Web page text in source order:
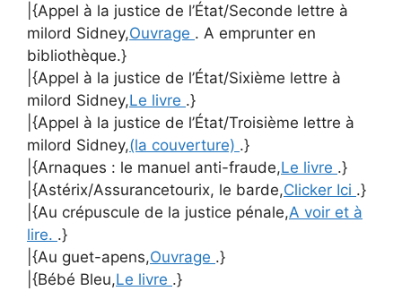
|{Appel à la justice de l’État/Seconde lettre à
milord Sidney,Ouvrage . A emprunter en
bibliothèque.}
|{Appel à la justice de l’État/Sixième lettre à
milord Sidney,Le livre .}
|{Appel à la justice de l’État/Troisième lettre à
milord Sidney,(la couverture) .}
|{Arnaques : le manuel anti-fraude,Le livre .}
|{Astérix/Assurancetourix, le barde,Clicker Ici .}
|{Au crépuscule de la justice pénale,A voir et à
lire. .}
|{Au guet-apens,Ouvrage .}
|{Bébé Bleu,Le livre .}